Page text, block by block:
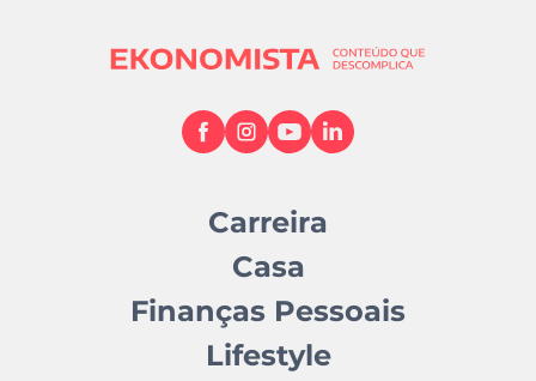
Carreira
Casa
Finanças Pessoais
Lifestyle